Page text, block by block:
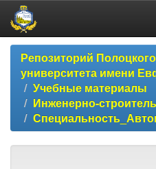
Skip
navigationРепозиторий
университета имени
Учебные материалы
Инженерно-